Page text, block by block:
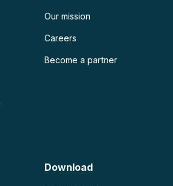
Our mission
Careers
Become a partner
Download